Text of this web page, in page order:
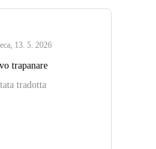
, 13. 5. 2026
trapanare
tradotta